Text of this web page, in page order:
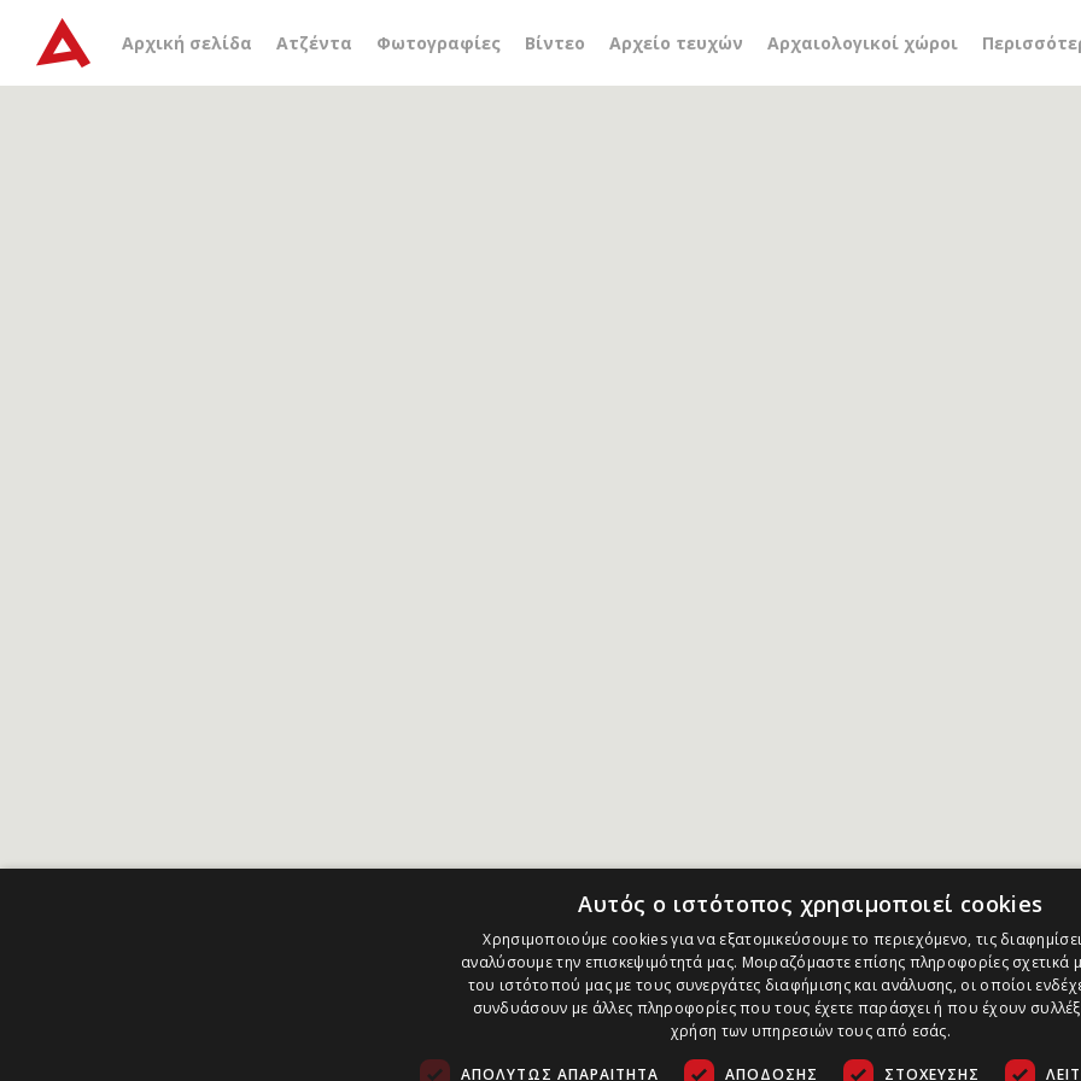
Αρχική σελίδα Ατζέντα Φωτογραφίες Βίντεο Αρχείο τευχών Αρχαιολογικοί χώροι
Αρχείο ετικέτας οφτά εκζεστά
Αυτός ο ιστότοπος χρησιμοποιεί cookies
Χρησιμοποιούμε cookies για να εξατομικεύσουμε το περιεχόμενο, τις
αναλύσουμε την επισκεψιμότητά μας. Μοιραζόμαστε επίσης πληροφορίες σχετικά
του ιστότοπού μας με τους συνεργάτες διαφήμισης και ανάλυσης, οι οποίοι
συνδυάσουν με άλλες πληροφορίες που τους έχετε παράσχει ή που έχουν
χρήση των υπηρεσιών τους από εσάς.
ΑΠΟΛΎΤΩΣ ΑΠΑΡΑΊΤΗΤΑ ΑΠΌΔΟΣΗΣ ΣΤΌΧΕΥΣΗΣ